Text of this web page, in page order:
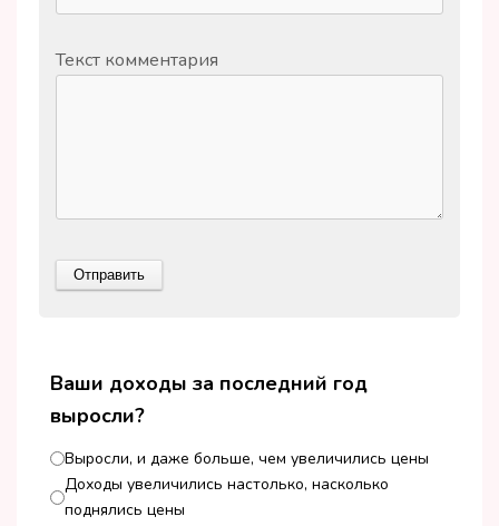
Текст комментария
Ваши доходы за последний год
выросли?
Выросли, и даже больше, чем увеличились цены
Доходы увеличились настолько, насколько
поднялись цены